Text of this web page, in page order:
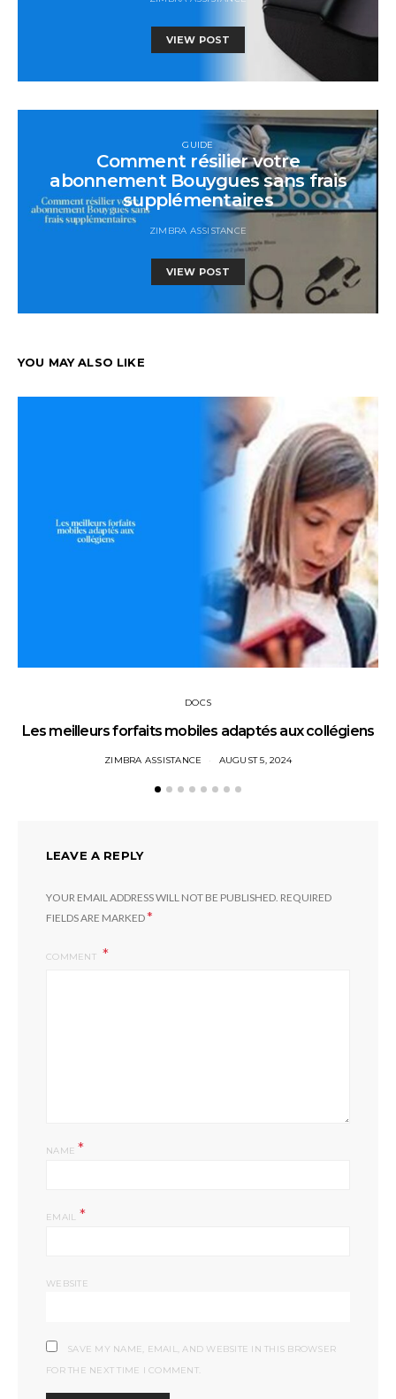
VIEW POST
GUIDE
Comment résilier votre
abonnement Bouygues sans frais
supplémentaires
ZIMBRA ASSISTANCE
VIEW POST
YOU MAY ALSO LIKE
DOCS
Les meilleurs forfaits mobiles adaptés aux collégiens
ZIMBRA ASSISTANCE AUGUST 5, 2024
LEAVE A REPLY
YOUR EMAIL ADDRESS WILL NOT BE PUBLISHED. REQUIRED
FIELDS ARE MARKED*
COMMENT
NAME *
EMAIL *
WEBSITE
SAVE MY NAME, EMAIL, AND WEBSITE IN THIS BROWSER
FOR THE NEXT TIME I COMMENT.